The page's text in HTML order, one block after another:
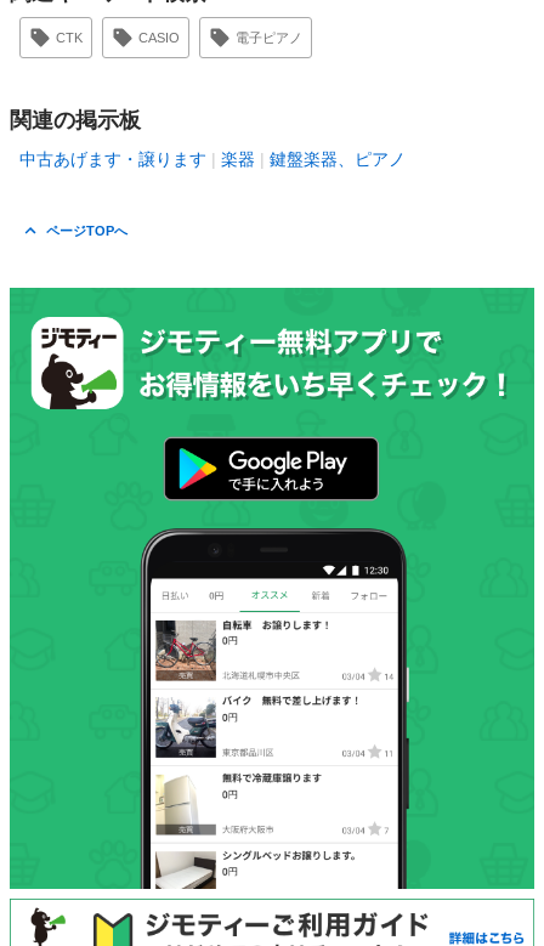
CTK CASIO 電子ピアノ
関連の掲示板
中古あげます・譲ります 楽器 鍵盤楽器、ピアノ
ページTOPへ